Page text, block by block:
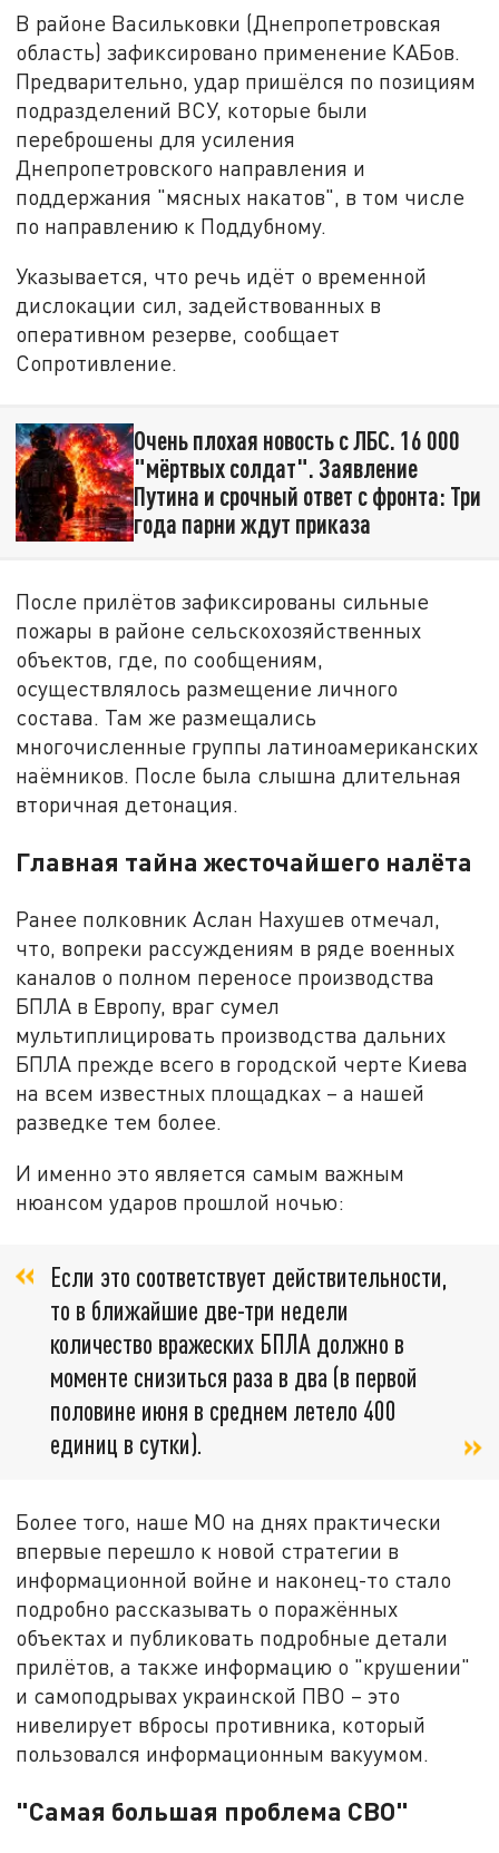
В районе Васильковки (Днепропетровская
область) зафиксировано применение КАБов.
Предварительно, удар пришёлся по позициям
подразделений ВСУ, которые были
переброшены для усиления
Днепропетровского направления и
поддержания "мясных накатов", в том числе
по направлению к Поддубному.
Указывается, что речь идёт о временной
дислокации сил, задействованных в
оперативном резерве, сообщает
Сопротивление.
Очень плохая новость с ЛБС. 16 000
"мёртвых солдат". Заявление
Путина и срочный ответ с фронта: Три
года парни ждут приказа
После прилётов зафиксированы сильные
пожары в районе сельскохозяйственных
объектов, где, по сообщениям,
осуществлялось размещение личного
состава. Там же размещались
многочисленные группы латиноамериканских
наёмников. После была слышна длительная
вторичная детонация.
Главная тайна жесточайшего налёта
Ранее полковник Аслан Нахушев отмечал,
что, вопреки рассуждениям в ряде военных
каналов о полном переносе производства
БПЛА в Европу, враг сумел
мультиплицировать производства дальних
БПЛА прежде всего в городской черте Киева
на всем известных площадках – а нашей
разведке тем более.
И именно это является самым важным
нюансом ударов прошлой ночью:
Если это соответствует действительности,
то в ближайшие две-три недели
количество вражеских БПЛА должно в
моменте снизиться раза в два (в первой
половине июня в среднем летело 400
единиц в сутки).
Более того, наше МО на днях практически
впервые перешло к новой стратегии в
информационной войне и наконец-то стало
подробно рассказывать о поражённых
объектах и публиковать подробные детали
прилётов, а также информацию о "крушении"
и самоподрывах украинской ПВО – это
нивелирует вбросы противника, который
пользовался информационным вакуумом.
"Самая большая проблема СВО"